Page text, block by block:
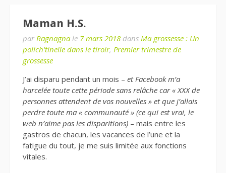
Maman H.S.
par Ragnagna le 7 mars 2018 dans Ma grossesse : Un
polich'tinelle dans le tiroir, Premier trimestre de
grossesse
J’ai disparu pendant un mois – et Facebook m’a
harcelée toute cette période sans relâche car « XXX de
personnes attendent de vos nouvelles » et que j’allais
perdre toute ma « communauté » (ce qui est vrai, le
web n’aime pas les disparitions) – mais entre les
gastros de chacun, les vacances de l’une et la
fatigue du tout, je me suis limitée aux fonctions
vitales.